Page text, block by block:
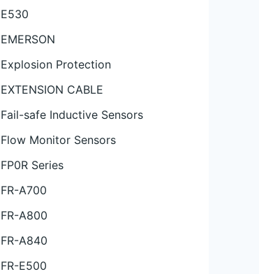
E530
EMERSON
Explosion Protection
EXTENSION CABLE
Fail-safe Inductive Sensors
Flow Monitor Sensors
FP0R Series
FR-A700
FR-A800
FR-A840
FR-E500